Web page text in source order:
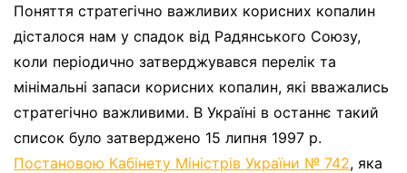
Поняття стратегічно важливих корисних копалин
дісталося нам у спадок від Радянського Союзу,
коли періодично затверджувався перелік та
мінімальні запаси корисних копалин, які вважались
стратегічно важливими. В Україні в останнє такий
список було затверджено 15 липня 1997 р.
Постановою Кабінету Міністрів України № 742, яка